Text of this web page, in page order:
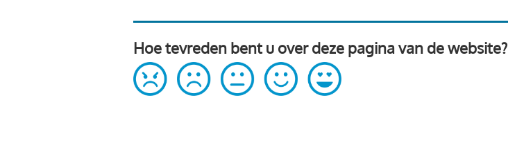
Hoe tevreden bent u over deze pagina van de website?